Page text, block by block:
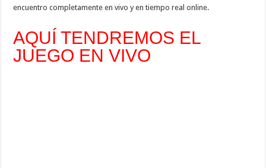
encuentro completamente en vivo y en tiempo real online.
AQUÍ TENDREMOS EL
JUEGO EN VIVO